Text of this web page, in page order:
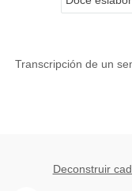
Transcripción de un
Deconstruir